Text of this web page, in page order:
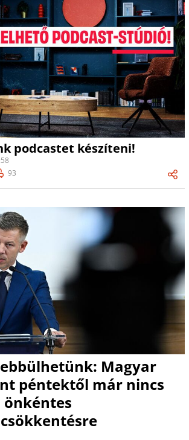
podcastet készíteni!
93
Magyar
péntektől már nincs
önkéntes